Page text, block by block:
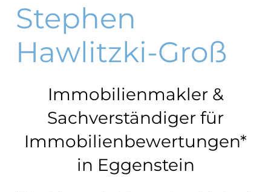
Stephen
Hawlitzki-Groß
Immobilienmakler &
Sachverständiger für
Immobilienbewertungen*
in Eggenstein